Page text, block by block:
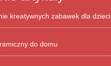
kreatywnych zabawek dla dzieci.
do domu